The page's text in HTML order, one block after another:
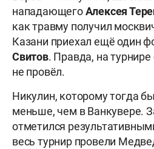
нападающегоАлексея
как травму получил
Казани приехал ещё один
Свитов. Правда, на
не провёл.
Никулин, которому тогда
меньше, чем в Ванкувере.
отметился
весь турнир провели